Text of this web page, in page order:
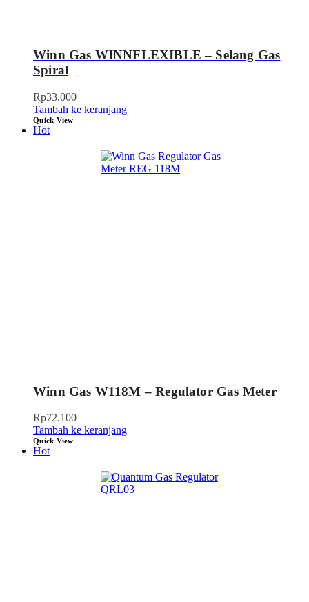
Winn Gas WINNFLEXIBLE – Selang Gas
Spiral
Rp33.000
Tambah ke keranjang
Quick View
Hot
Winn Gas W118M – Regulator Gas Meter
Rp72.100
Tambah ke keranjang
Quick View
Hot